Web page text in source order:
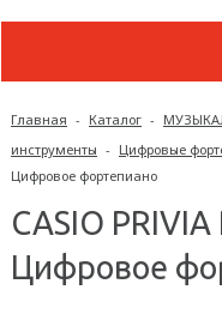
Главная - Каталог -
инструменты - Цифровые
Цифровое фортепиано
CASIO
Цифровое